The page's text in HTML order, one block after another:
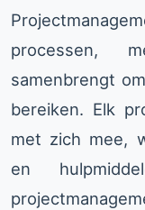
processen,
samenbrengt
bereiken. Elk
met zich mee,
en